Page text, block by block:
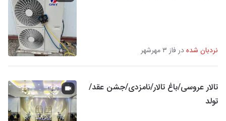
نردبان شدهدر فاز ۳ مهرشهر
تالار عروسی/باغ تالار/نامزدی/جشن عقد/
تولد